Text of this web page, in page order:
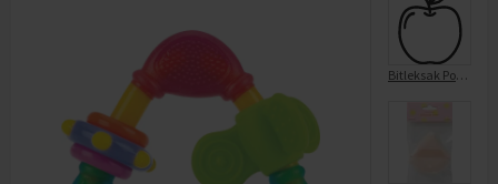
Bitleksak Pop and Chew